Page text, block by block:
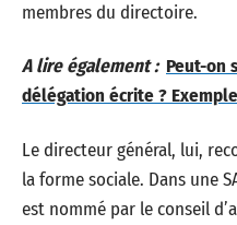
membres du directoire.
A lire également : Peut-on
délégation écrite ?
Le directeur général, lui,
la forme sociale. Dans une
est nommé par le conseil